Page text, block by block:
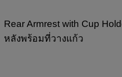
Rear Armrest with Cup
หลังพร้อมที่วางแก้ว